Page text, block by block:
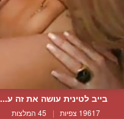
בייב לטינית עושה את זה ע...
19617 צפיות | 45 המלצות